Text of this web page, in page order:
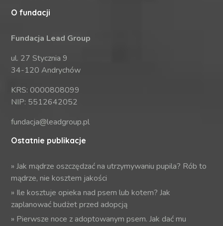
O fundacji
Fundacja Lead Group
ul. 27 Stycznia 9
34-120 Andrychów
KRS: 0000808099
NIP: 5512642052
fundacja@leadgroup.pl
Ostatnie publikacje
»Jak mądrze oszczędzać na utrzymywaniu pupila? Rób to
mądrze, nie kosztem jakości
» Ile kosztuje opieka nad psem lub kotem? Jak
zaplanować budżet przed adopcją
» Pierwsze noce z adoptowanym psem. Jak dać mu